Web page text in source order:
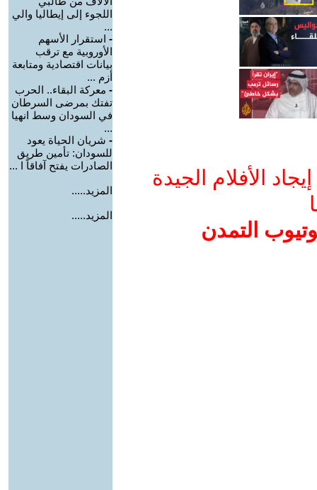
الأفلام الجيدة
التمدن
اللجوء إلى إيطاليا والي
...
- استقرار الأسهم
الأوروبية مع ترقب
بيانات اقتصادية ومتابعة
أزم ...
- معركة البقاء.. الحرب
تفتك بمرضى السرطان
في السودان وسط انهيا
...
- شريان الحياة يعود
للسودان: تأمين طريق
الصادرات يفتح آفاقاً ا ...
المزيد.....
المزيد.....